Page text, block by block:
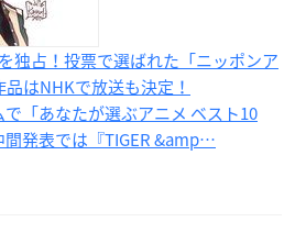
独占！投票で選ばれた「ニッポンア
はNHKで放送も決定！
「あなたが選ぶアニメ ベスト10
発表では『TIGER &amp…